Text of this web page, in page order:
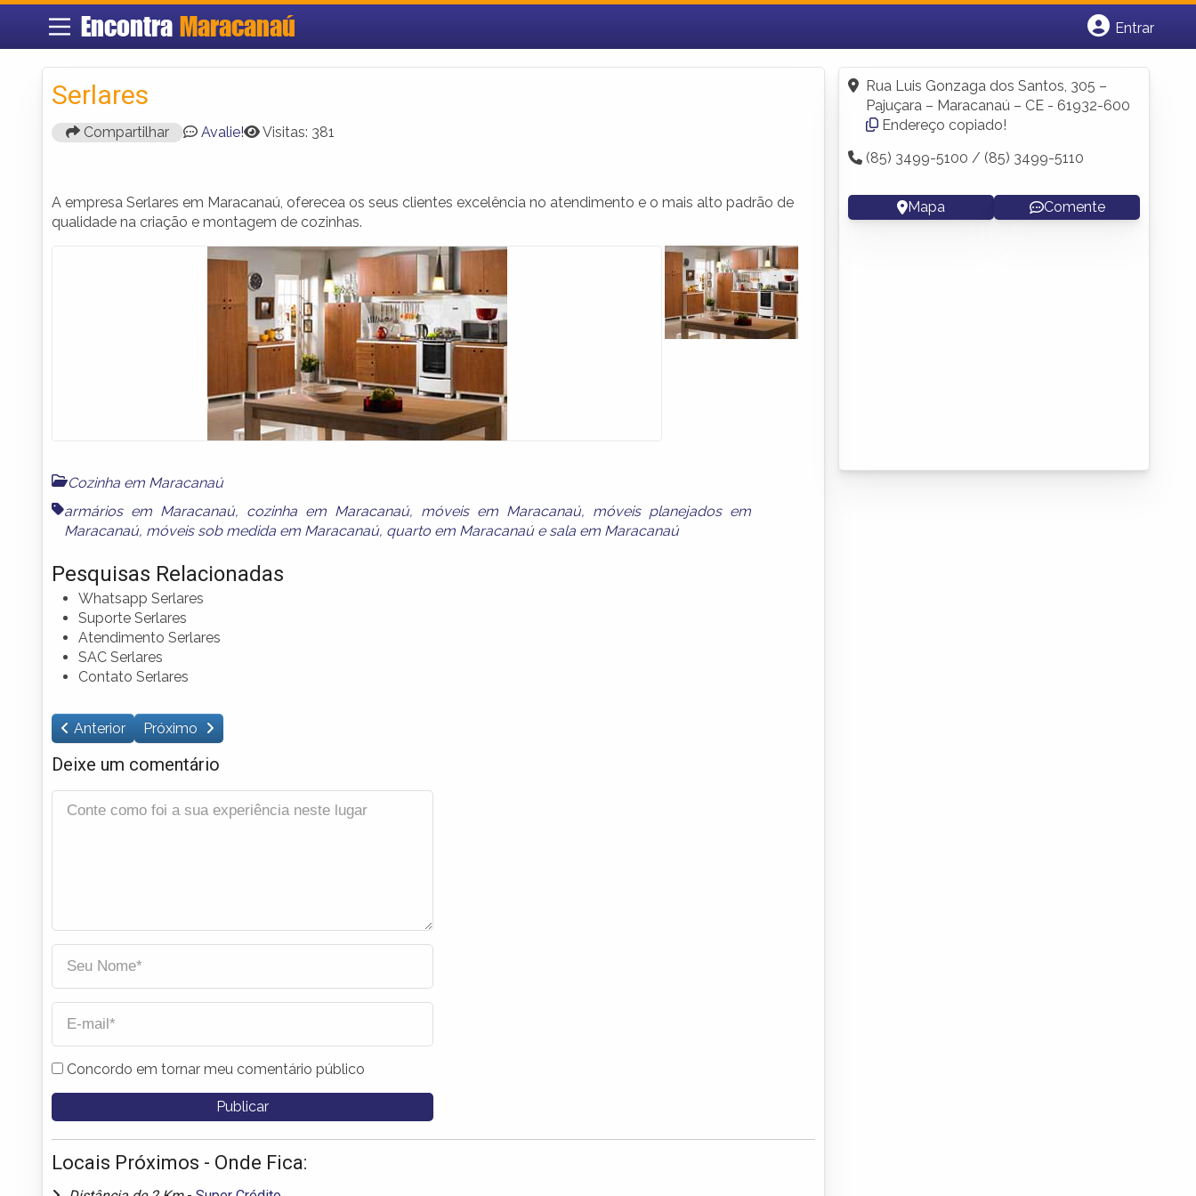
Encontra Maracanaú
Entrar
Fazer login
Criar conta
Serlares
Compartilhar Avalie! Visitas: 381
A empresa Serlares em Maracanaú, oferecea os seus clientes excelência no atendimento e o mais alto padrão de
qualidade na criação e montagem de cozinhas.
Cozinha em Maracanaú
armários em Maracanaú, cozinha em Maracanaú, móveis em Maracanaú, móveis planejados em
Maracanaú, móveis sob medida em Maracanaú, quarto em Maracanaúe sala em Maracanaú
Pesquisas Relacionadas
Whatsapp Serlares
Suporte Serlares
Atendimento Serlares
SAC Serlares
Contato Serlares
Anterior Próximo
Deixe um comentário
Concordo em tornar meu comentário público
Locais Próximos - Onde Fica:
Rua Luis Gonzaga dos Santos, 305 –
Pajuçara – Maracanaú – CE - 61932-600
Endereço copiado!
(85) 3499-5100 / (85) 3499-5110
Mapa Comente